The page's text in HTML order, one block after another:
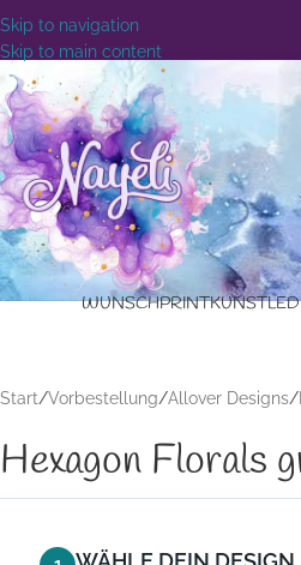
Skip to navigation
Skip to main content
WUNSCHPRINT
Start/Vorbestellung/Allover Designs/
Hexagon Florals